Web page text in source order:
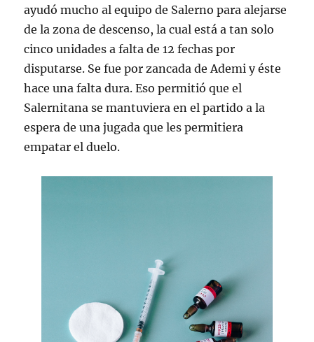
ayudó mucho al equipo de Salerno para alejarse
de la zona de descenso, la cual está a tan solo
cinco unidades a falta de 12 fechas por
disputarse. Se fue por zancada de Ademi y éste
hace una falta dura. Eso permitió que el
Salernitana se mantuviera en el partido a la
espera de una jugada que les permitiera
empatar el duelo.